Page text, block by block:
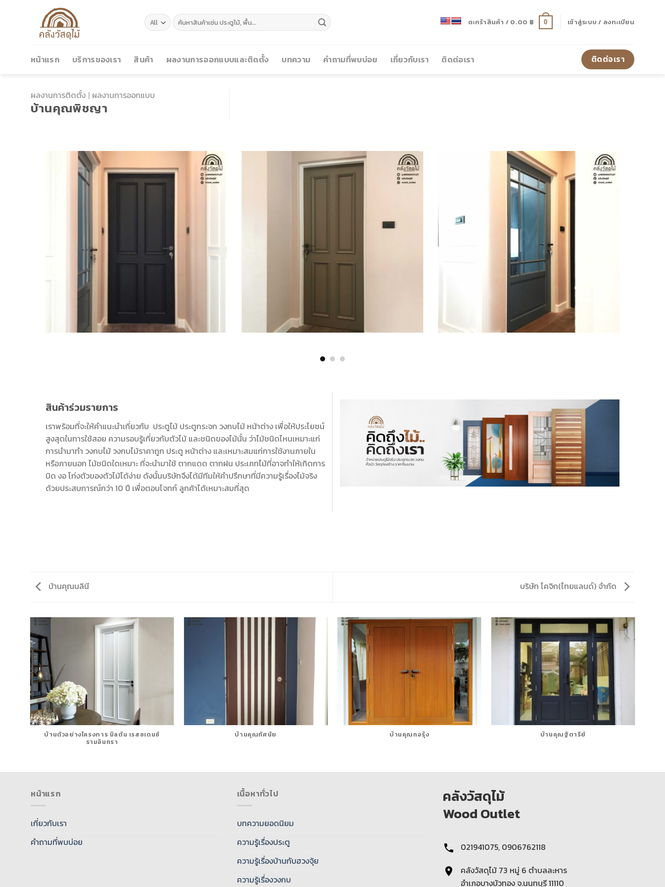
ค้นหา: ตะกร้าสินค้า / 0.00 ฿ 0 เข้าสู่ระบบ / ลงทะเบียน
หน้าแรก บริการของเรา สินค้า ผลงานการออกแบบและติดตั้ง บทความ คำถามที่พบบ่อย เกี่ยวกับเรา ติดต่อเรา ติดต่อเรา
ผลงานการติดตั้ง | ผลงานการออกแบบ
บ้านคุณพิชญา
สินค้าร่วมรายการ
เราพร้อมที่จะให้คำแนะนำเกี่ยวกับ ประตูไม้ ประตูกระจก วงกบไม้ หน้าต่าง เพื่อให้ประโยชน์
สูงสุดในการใช้สอย ความรอบรู้เกี่ยวกับตัวไม้ และชนิดของไม้นั้น ว่าไม้ชนิดไหนเหมาะแก่
การนำมาทำ วงกบไม้ วงกบไม้ราคาถูก ประตู หน้าต่าง และเหมาะสมแก่การใช้งานภายใน
หรือภายนอก ไม้ชนิดใดเหมาะ ที่จะนำมาใช้ ตากแดด ตากฝน ประเภทไม้ที่อาจทำให้เกิดการ
บิด งอ โก่งตัวของตัวไม้ได้ง่าย ดังนั้นบริษัทจึงได้มีทีมให้คำปรึกษาที่มีความรู้เรื่องไม้จริง
ด้วยประสบการณ์กว่า 10 ปี เพื่อตอบโจทก์ ลูกค้าได้เหมาะสมที่สุด
บ้านคุณนลินี บริษัท โคจิก(ไทยแลนด์) จำกัด
บ้านตัวอย่างโครงการ มิลตัน เรสซเดนซ์
รามอินทรา
บ้านคุณทัศนัย บ้านคุณทอรุ้ง บ้านคุณฐิตารีย์
หน้าแรก
เกี่ยวกับเรา
คำถามที่พบบ่อย
เนื้อหาทั่วไป
บทความยอดนิยม
ความรู้เรื่องประตู
ความรู้เรื่องบ้านกับฮวงจุ้ย
ความรู้เรื่องวงกบ
คลังวัสดุไม้
Wood Outlet
021941075, 0906762118
คลังวัสดุไม้ 73 หมู่ 6 ตําบลละหาร
อำเภอบางบัวทอง จ.นนทบุรี 11110